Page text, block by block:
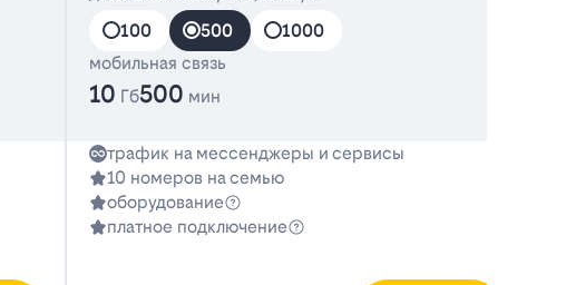
100
500
1000
мобильная связь
10 Гб500 мин
трафик на мессенджеры и сервисы
10 номеров на семью
оборудование
платное подключение